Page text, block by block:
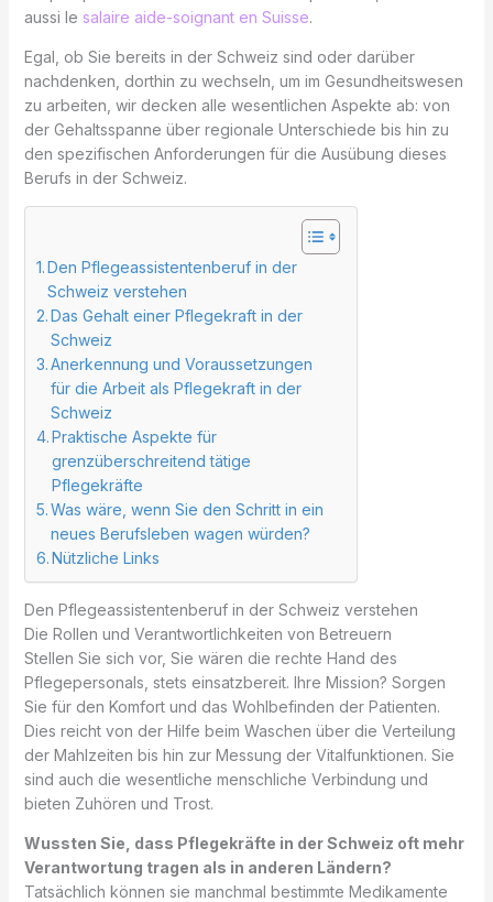
aussi le salaire aide-soignant en Suisse.
Egal, ob Sie bereits in der Schweiz sind oder darüber
nachdenken, dorthin zu wechseln, um im Gesundheitswesen
zu arbeiten, wir decken alle wesentlichen Aspekte ab: von
der Gehaltsspanne über regionale Unterschiede bis hin zu
den spezifischen Anforderungen für die Ausübung dieses
Berufs in der Schweiz.
Den Pflegeassistentenberuf in der
Schweiz verstehen
Das Gehalt einer Pflegekraft in der
Schweiz
Anerkennung und Voraussetzungen
für die Arbeit als Pflegekraft in der
Schweiz
Praktische Aspekte für
grenzüberschreitend tätige
Pflegekräfte
Was wäre, wenn Sie den Schritt in ein
neues Berufsleben wagen würden?
Nützliche Links
Den Pflegeassistentenberuf in der Schweiz verstehen
Die Rollen und Verantwortlichkeiten von Betreuern
Stellen Sie sich vor, Sie wären die rechte Hand des
Pflegepersonals, stets einsatzbereit. Ihre Mission? Sorgen
Sie für den Komfort und das Wohlbefinden der Patienten.
Dies reicht von der Hilfe beim Waschen über die Verteilung
der Mahlzeiten bis hin zur Messung der Vitalfunktionen. Sie
sind auch die wesentliche menschliche Verbindung und
bieten Zuhören und Trost.
Wussten Sie, dass Pflegekräfte in der Schweiz oft mehr
Verantwortung tragen als in anderen Ländern?
Tatsächlich können sie manchmal bestimmte Medikamente